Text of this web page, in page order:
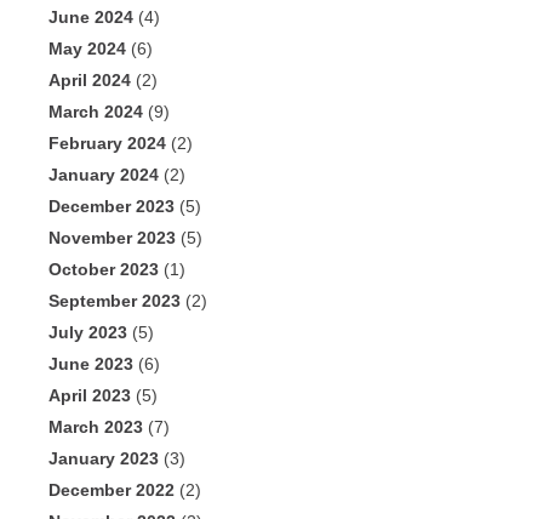
June 2024 (4)
May 2024 (6)
April 2024 (2)
March 2024 (9)
February 2024 (2)
January 2024 (2)
December 2023 (5)
November 2023 (5)
October 2023 (1)
September 2023 (2)
July 2023 (5)
June 2023 (6)
April 2023 (5)
March 2023 (7)
January 2023 (3)
December 2022 (2)